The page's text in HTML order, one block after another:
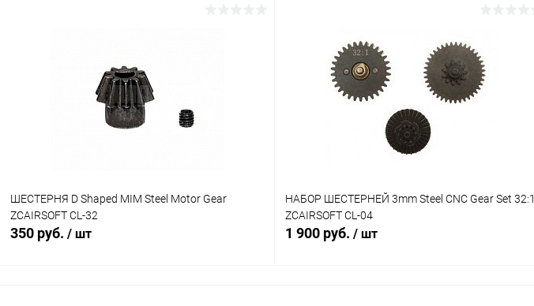
Купить в 1 клик Сравнение
В избранное В наличии
ШЕСТЕРНЯ D Shaped MIM Steel Motor Gear
ZCAIRSOFT CL-32
350 руб. / шт
НАБОР ШЕСТЕРНЕЙ 3mm Steel CNC Gear Set 32:1
ZCAIRSOFT CL-04
1 900 руб. / шт